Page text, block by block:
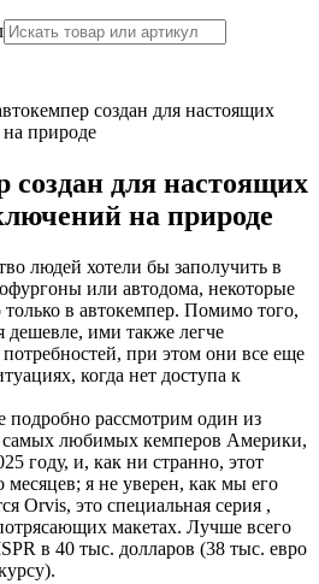
создан для настоящих
природе
создан для настоящих
на природе
людей хотели бы заполучить в
или автодома, некоторые
только в автокемпер. Помимо того,
дешевле, ими также легче
потребностей, при этом они все еще
когда нет доступа к
подробно рассмотрим один из
самых любимых кемперов Америки,
году, и, как ни странно, этот
месяцев; я не уверен, как мы его
Orvis, это специальная серия ,
макетах. Лучше всего
в 40 тыс. долларов (38 тыс. евро